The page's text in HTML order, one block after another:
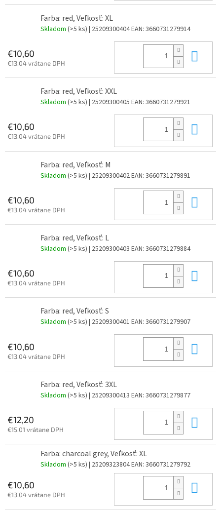
Farba: red, Veľkosť: XL
Skladom (>5 ks) | 25209300404EAN: 3660731279914
€10,60
€13,04 vrátane DPH
Farba: red, Veľkosť: XXL
Skladom (>5 ks) | 25209300405 EAN: 3660731279921
€10,60
€13,04 vrátane DPH
Farba: red, Veľkosť: M
Skladom (>5 ks) | 25209300402EAN: 3660731279891
€10,60
€13,04 vrátane DPH
Farba: red, Veľkosť: L
Skladom (>5 ks) | 25209300403 EAN: 3660731279884
€10,60
€13,04 vrátane DPH
Farba: red, Veľkosť: S
Skladom (>5 ks) | 25209300401 EAN: 3660731279907
€10,60
€13,04 vrátane DPH
Farba: red, Veľkosť: 3XL
Skladom (>5 ks) | 25209300413 EAN: 3660731279877
€12,20
€15,01 vrátane DPH
Farba: charcoal grey, Veľkosť: XL
Skladom (>5 ks) | 25209323804EAN: 3660731279792
€10,60
€13,04 vrátane DPH